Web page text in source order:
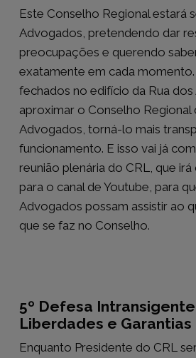
Este Conselho Regional estará
Advogados, pretendendo dar
preocupações e querendo
exatamente em cada
fechados no edifício da Rua dos
aproximar o Conselho Regional
Advogados, torná-lo mais
funcionamento. E isso vai já
reunião plenária do CRL, que
para o canal de Youtube, para
Advogados possam assistir ao
que se faz no Conselho.
5º Defesa
Liberdades e Garantias
Enquanto Presidente do CRL